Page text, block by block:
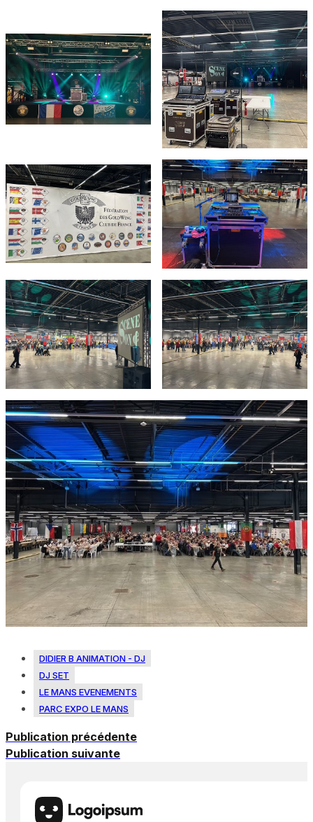
DIDIER B ANIMATION - DJ
DJ SET
LE MANS EVENEMENTS
PARC EXPO LE MANS
Publication précédente
Publication suivante